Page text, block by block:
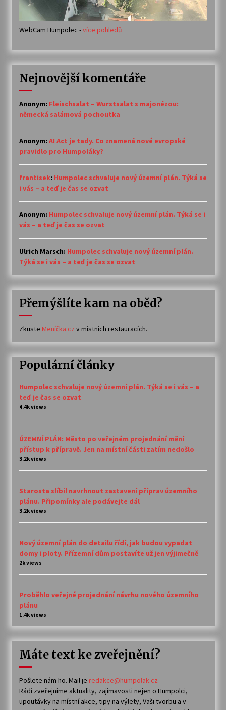
WebCam Humpolec -více pohledů
Nejnovější komentáře
Anonym: Fleischsalat – Wurstsalat s majonézou:
německá salámová pochoutka
Anonym: AI Act je tady. Co znamená nové evropské
pravidlo pro Humpoláky?
frantisek: Humpolec schvaluje nový územní plán. Týká se
i vás – a teď je čas se ozvat
Anonym: Humpolec schvaluje nový územní plán. Týká se i
vás – a teď je čas se ozvat
Ulrich Marsch: Humpolec schvaluje nový územní plán.
Týká se i vás – a teď je čas se ozvat
Přemýšlíte kam na oběd?
Zkuste Meníčka.cz v místních restauracích.
Populární články
Humpolec schvaluje nový územní plán. Týká se i vás – a
teď je čas se ozvat
4.4k views
ÚZEMNÍ PLÁN: Město po veřejném projednání mění
přístup k přípravě. Jen na místní části zatím nedošlo
3.2k views
Starosta slíbil navrhnout zastavení příprav územního
plánu. Připomínky ale podávejte dál
3.2k views
Nový územní plán do detailu řídí, jak budou vypadat
domy i ploty. Přízemní dům postavíte už jen výjimečně
2k views
Proběhlo veřejné projednání návrhu nového územního
plánu
1.4k views
Máte text ke zveřejnění?
Pošlete nám ho. Mail je redakce@humpolak.cz
Rádi zveřejníme aktuality, zajímavosti nejen o Humpolci,
upoutávky na místní akce, tipy na výlety, Vaši tvorbu a v